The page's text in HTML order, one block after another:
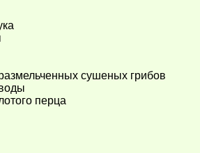
сушеных грибов
перца